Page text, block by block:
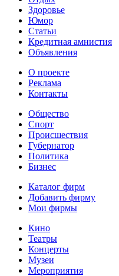
Здоровье
Юмор
Статьи
Кредитная амнистия
Объявления
О проекте
Реклама
Контакты
Общество
Спорт
Происшествия
Губернатор
Политика
Бизнес
Каталог фирм
Добавить фирму
Мои фирмы
Кино
Театры
Концерты
Музеи
Мероприятия